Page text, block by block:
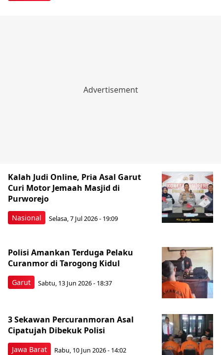
Nasional
Kalah Judi Online, Pria Asal Garut
Curi Motor Jemaah Masjid di
Purworejo
Selasa, 7 Jul 2026 - 19:09
Garut
Polisi Amankan Terduga Pelaku
Curanmor di Tarogong Kidul
Sabtu, 13 Jun 2026 - 18:37
Jawa Barat
3 Sekawan Percuranmoran Asal
Cipatujah Dibekuk Polisi
Rabu, 10 Jun 2026 - 14:02